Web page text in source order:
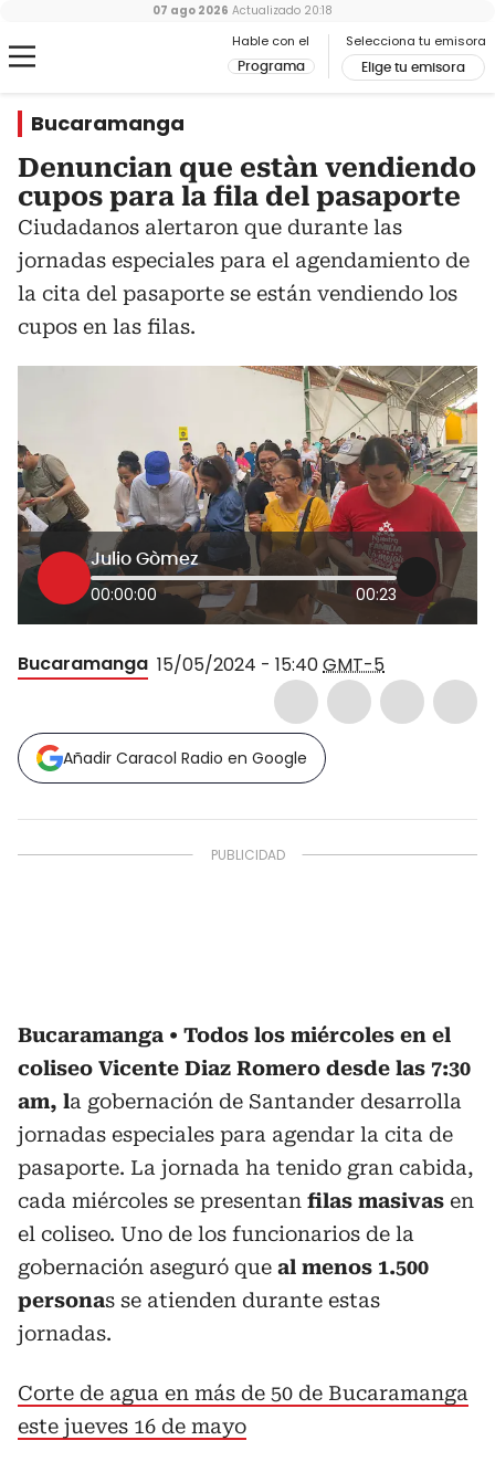
Hable con el
Programa
Selecciona tu emisora
Elige tu emisora
07 ago 2026 Actualizado 20:18
Bucaramanga
Denuncian que estàn vendiendo
cupos para la fila del pasaporte
Ciudadanos alertaron que durante las
jornadas especiales para el agendamiento de
la cita del pasaporte se están vendiendo los
cupos en las filas.
Julio Gòmez
00:00:00 00:23
Bucaramanga 15/05/2024 - 15:40GMT-5
Añadir Caracol Radio en Google
Bucaramanga
Todos los miércoles en el
coliseo Vicente Diaz Romero desde las 7:30
am, la gobernación de Santander desarrolla
jornadas especiales para agendar la cita de
pasaporte. La jornada ha tenido gran cabida,
cada miércoles se presentan filas masivas en
el coliseo. Uno de los funcionarios de la
gobernación aseguró que al menos 1.500
personas se atienden durante estas
jornadas.
Corte de agua en más de 50 de Bucaramanga
este jueves 16 de mayo